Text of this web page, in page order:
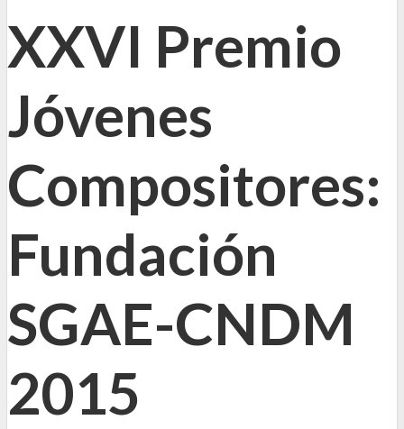
XXVI Premio
Jóvenes
Compositores:
Fundación
SGAE-CNDM
2015